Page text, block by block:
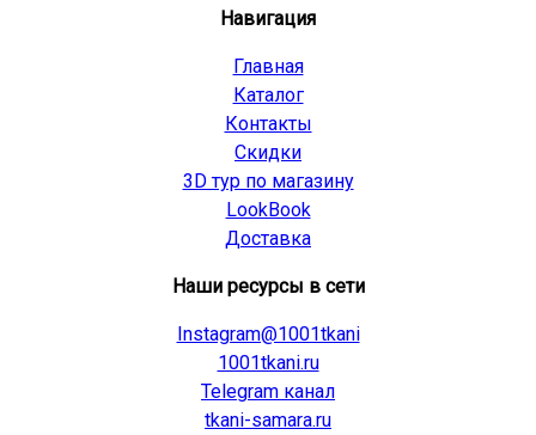
Навигация
Главная
Каталог
Контакты
Скидки
3D тур по магазину
LookBook
Доставка
Наши ресурсы в сети
Instagram@1001tkani
1001tkani.ru
Telegram канал
tkani-samara.ru